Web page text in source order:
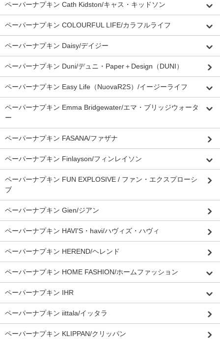
ペーパーナプキン Cath Kidston/キャス・キッドソン
ペーパーナプキン COLOURFUL LIFE/カラフルライフ
ペーパーナプキン Daisy/デイジー
ペーパーナプキン Duni/デュニ・Paper＋Design（DUNI）
ペーパーナプキン Easy Life（NuovaR2S）/イージーライフ
ペーパーナプキン Emma Bridgewater/エマ・ブリッジウォータ
ー
ペーパーナプキン FASANA/ファザナ
ペーパーナプキン Finlayson/フィンレイソン
ペーパーナプキン FUN EXPLOSIVE / ファン・エクスプローシ
ブ
ペーパーナプキン Gien/ジアン
ペーパーナプキン HAVI'S・havi/ハヴィズ・ハヴィ
ペーパーナプキン HEREND/ヘレンド
ペーパーナプキン HOME FASHION/ホームファッション
ペーパーナプキン IHR
ペーパーナプキン iittala/イッタラ
ペーパーナプキン KLIPPAN/クリッパン